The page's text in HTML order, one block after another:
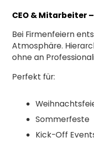
CEO & Mitarbeiter
Bei Firmenfeiern
Atmosphäre.
ohne an
Perfekt für:
Sommerfeste
Kick-Off